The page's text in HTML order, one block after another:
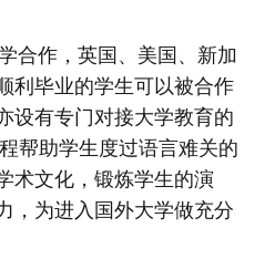
合作，英国、美国、新加
利毕业的学生可以被合作
设有专门对接大学教育的
帮助学生度过语言难关的
术文化，锻炼学生的演
，为进入国外大学做充分